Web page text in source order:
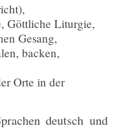
Göttliche Liturgie,
Gesang,
backen,
Orte in der
deutsch und